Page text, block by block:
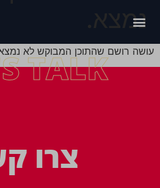
נמצא.
עושה רושם שהתוכן המבוקש לא
TALK
צרו